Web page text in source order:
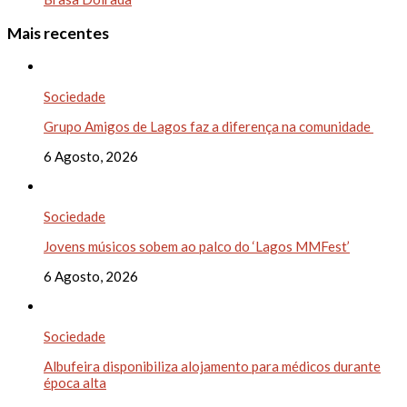
Mais recentes
Sociedade
Grupo Amigos de Lagos faz a diferença na comunidade
6 Agosto, 2026
Sociedade
Jovens músicos sobem ao palco do ‘Lagos MMFest’
6 Agosto, 2026
Sociedade
Albufeira disponibiliza alojamento para médicos durante
época alta